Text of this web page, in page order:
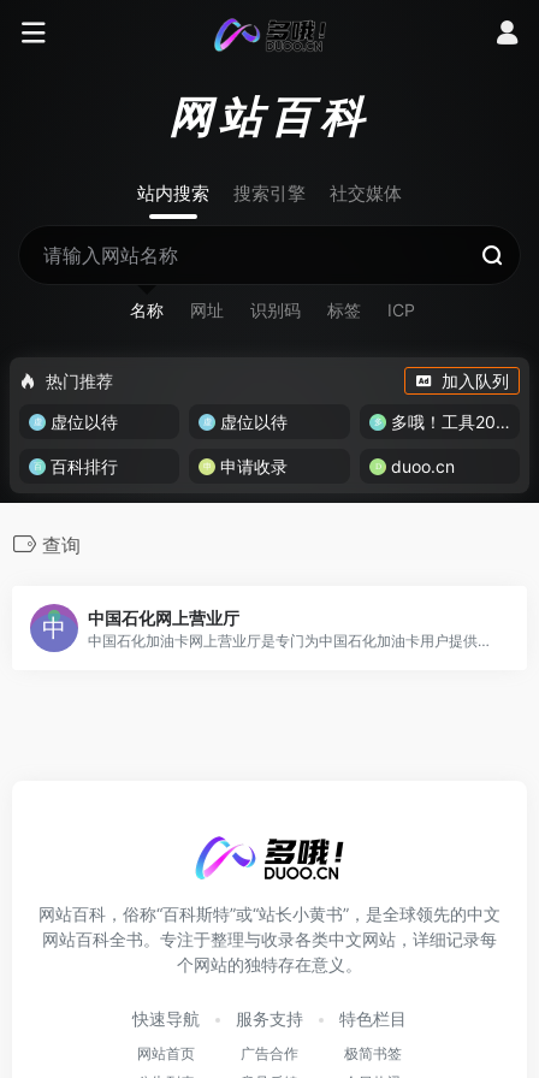
网站百科
站内搜索 搜索引擎 社交媒体
名称 网址 识别码 标签 ICP
热门推荐
加入队列
虚位以待
虚位以待 多哦！工具200+
百科排行 申请收录 duoo.cn
查询
中国石化网上营业厅
中国石化加油卡网上营业厅是专门为中国石化加油卡用户提供安全便捷的互联网应用服务，可进行在线充值、自助预分配、查询加油卡信息、查询交易明细、查询网点信息等，足不出户、一站搞定，省时省力、方便快捷.中国石化销售有限公司。
网站百科，俗称“百科斯特”或“站长小黄书”，是全球领先的中文
网站百科全书。专注于整理与收录各类中文网站，详细记录每
个网站的独特存在意义。
快速导航
网站首页
服务支持
广告合作
特色栏目
极简书签